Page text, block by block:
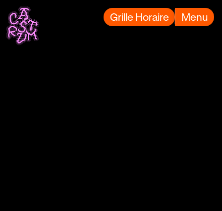
Grille Horaire Menu